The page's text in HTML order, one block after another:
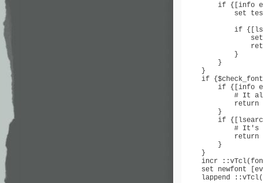
if {[info
set
if
            }
        }
    }
if
if {[info
# It
return
        }
if
# It's
return
        }
    }
incr
set newfont
lappend